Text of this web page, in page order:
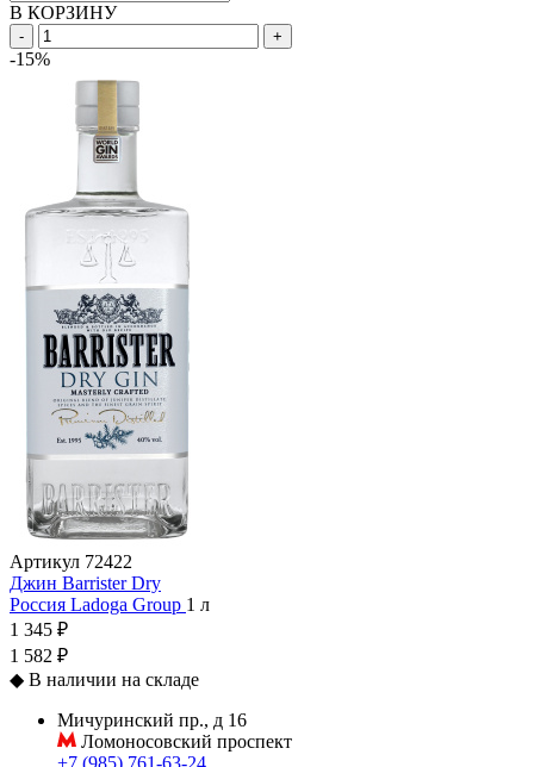
В КОРЗИНУ
- +
-15%
Артикул 72422
Джин Barrister Dry
Россия Ladoga Group 1 л
1 345 ₽
1 582 ₽
◆ В наличии на складе
Мичуринский пр., д 16
Ломоносовский проспект
+7 (985) 761-63-24